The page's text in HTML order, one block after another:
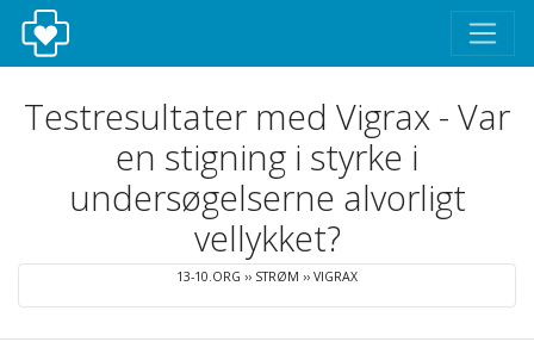
Testresultater med Vigrax - Var
en stigning i styrke i
undersøgelserne alvorligt
vellykket?
13-10.ORG ›› STRØM ›› VIGRAX